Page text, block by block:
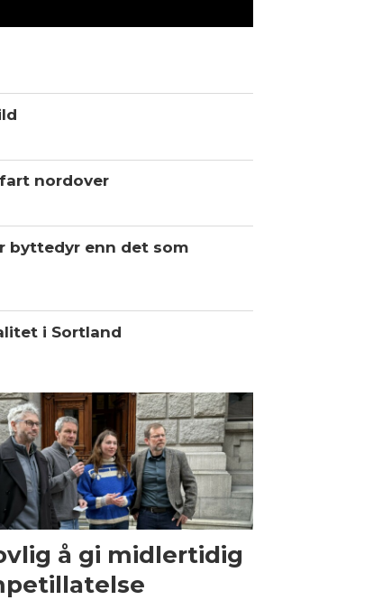
nordover
byttedyr enn det som
i Sortland
å gi midlertidig